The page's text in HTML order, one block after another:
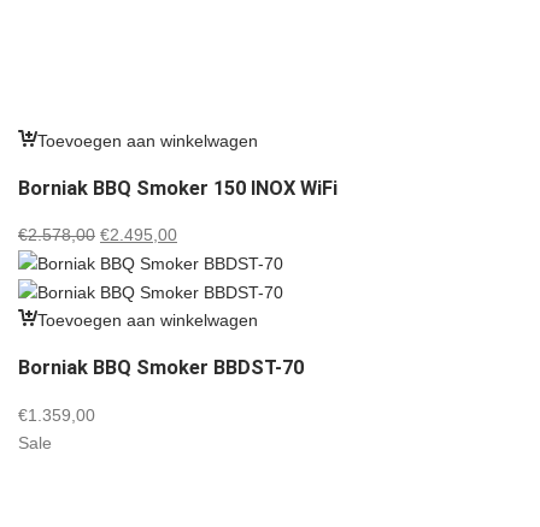
Toevoegen aan winkelwagen
Borniak BBQ Smoker 150 INOX WiFi
€2.578,00 Oorspronkelijke
prijs
was:
€2.578,00.
€2.495,00Huidige
prijs
is:
€2.495,00.
Toevoegen aan winkelwagen
Borniak BBQ Smoker BBDST-70
€1.359,00
Sale